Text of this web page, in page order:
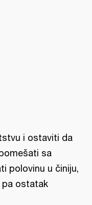
i ostaviti da
sa
polovinu u činiju,
pa ostatak